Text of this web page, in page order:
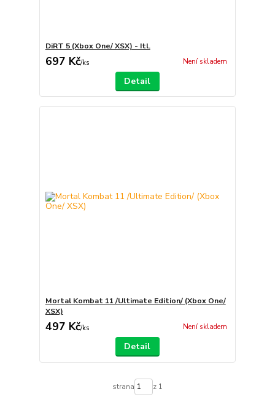
DiRT 5 (Xbox One/ XSX) - Itl.
697 Kč/ks Není skladem
Detail
Mortal Kombat 11 /Ultimate Edition/ (Xbox One/
XSX)
497 Kč/ks Není skladem
Detail
strana z 1